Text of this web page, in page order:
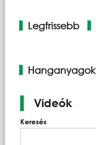
fülek
Legfrissebb
Hanganyagok
Videók
Keresés